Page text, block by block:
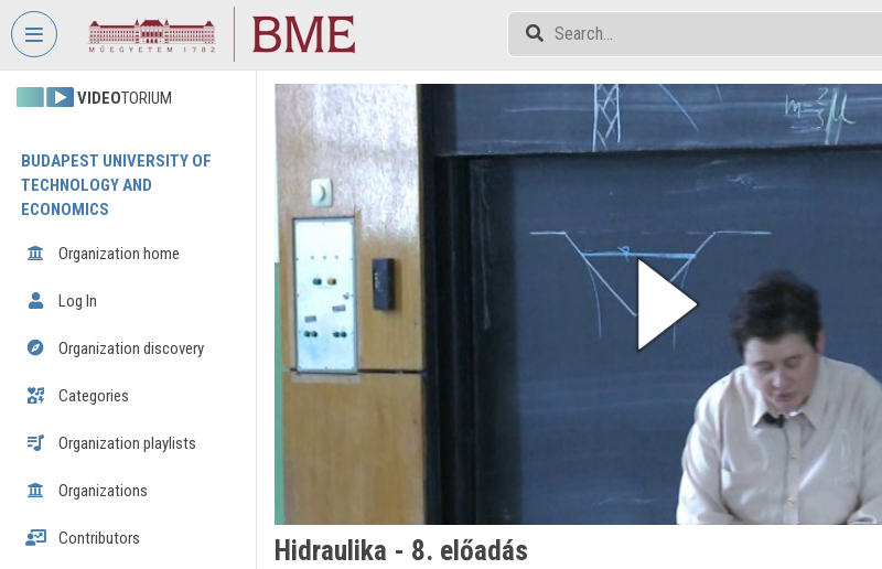
Skip header Skip menu
VIDEOTORIUM
BUDAPEST UNIVERSITY OF
TECHNOLOGY AND
ECONOMICS
Organization home
Log In
Organization discovery
Categories
Organization playlists
Organizations
Contributors Hidraulika - 8. előadás